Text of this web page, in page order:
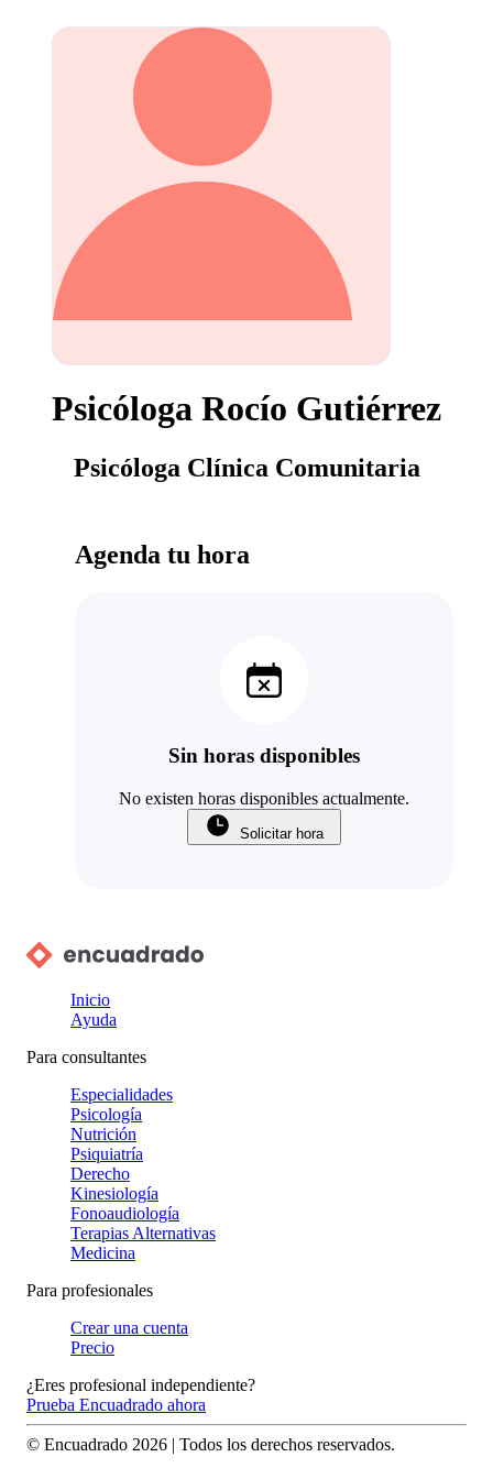
Psicóloga Rocío Gutiérrez
Psicóloga Clínica Comunitaria
Agenda tu hora
Sin horas disponibles
No existen horas disponibles actualmente.
Solicitar hora
Inicio
Ayuda
Para consultantes
Especialidades
Psicología
Nutrición
Psiquiatría
Derecho
Kinesiología
Fonoaudiología
Terapias Alternativas
Medicina
Para profesionales
Crear una cuenta
Precio
¿Eres profesional independiente?
Prueba Encuadrado ahora
© Encuadrado 2026 | Todos los derechos reservados.